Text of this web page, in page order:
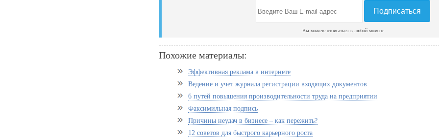
Вы можете отписаться в любой момент
Похожие материалы:
Эффективная реклама в интернете
Ведение и учет журнала регистрации входящих документов
6 путей повышения производительности труда на предприятии
Факсимильная подпись
Причины неудач в бизнесе – как пережить?
12 советов для быстрого карьерного роста